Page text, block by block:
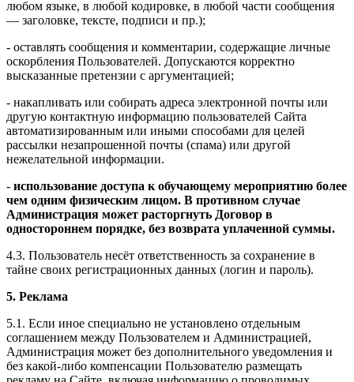
любом языке, в любой кодировке, в любой части сообщения
— заголовке, тексте, подписи и пр.);
- оставлять сообщения и комментарии, содержащие личные
оскорбления Пользователей. Допускаются корректно
высказанные претензии с аргументацией;
- накапливать или собирать адреса электронной почты или
другую контактную информацию пользователей Сайта
автоматизированным или иными способами для целей
рассылки незапрошенной почты (спама) или другой
нежелательной информации.
- использование доступа к обучающему мероприятию более
чем одним физическим лицом. В противном случае
Администрация может расторгнуть Договор в
одностороннем порядке, без возврата уплаченной суммы.
4.3. Пользователь несёт ответственность за сохранение в
тайне своих регистрационных данных (логин и пароль).
5. Реклама
5.1. Если иное специально не установлено отдельным
соглашением между Пользователем и Администрацией,
Администрация может без дополнительного уведомления и
без какой-либо компенсации Пользователю размещать